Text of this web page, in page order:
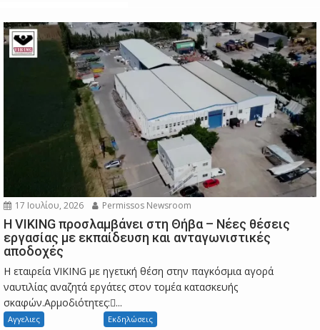
17 Ιουλίου, 2026 Permissos Newsroom
Η VIKING προσλαμβάνει στη Θήβα – Νέες θέσεις
εργασίας με εκπαίδευση και ανταγωνιστικές
αποδοχές
Η εταιρεία VIKING με ηγετική θέση στην παγκόσμια αγορά
ναυτιλίας αναζητά εργάτες στον τομέα κατασκευής
σκαφών.Αρμοδιότητες:...
Αγγελιες Εκδηλώσεις